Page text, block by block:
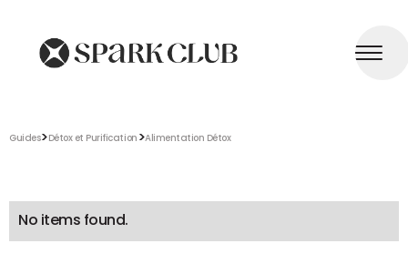
Guides>Détox et Purification>Alimentation Détox
No items found.